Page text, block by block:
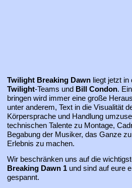
Twilight Breaking Dawnliegt jetzt in
Twilight-Teams und Bill Condon.
bringen wird immer eine große
unter anderem, Text in die Visualität
Körpersprache und Handlung
technischen Talente zu Montage,
Begabung der Musiker, das Ganze
Erlebnis zu machen.
Wir beschränken uns auf die
Breaking Dawn 1und sind auf eure
gespannt.